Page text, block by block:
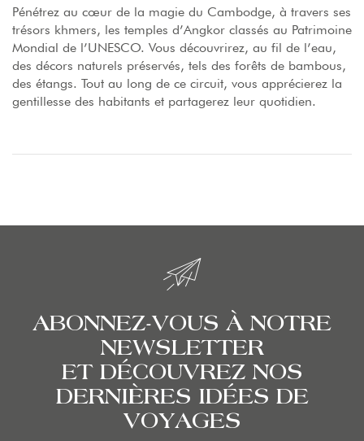
Pénétrez au cœur de la magie du Cambodge, à travers ses
trésors khmers, les temples d’Angkor classés au Patrimoine
Mondial de l’UNESCO. Vous découvrirez, au fil de l’eau,
des décors naturels préservés, tels des forêts de bambous,
des étangs. Tout au long de ce circuit, vous apprécierez la
gentillesse des habitants et partagerez leur quotidien.
ABONNEZ-VOUS À NOTRE
NEWSLETTER
ET DÉCOUVREZ NOS
DERNIÈRES IDÉES DE
VOYAGES